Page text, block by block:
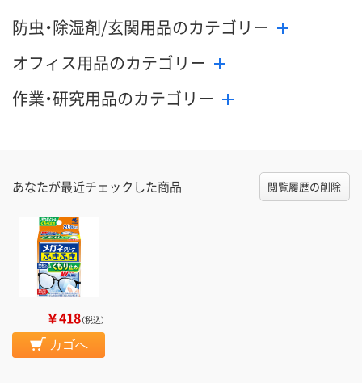
防虫・除湿剤/玄関用品のカテゴリー
オフィス用品のカテゴリー
作業・研究用品のカテゴリー
あなたが最近チェックした商品 閲覧履歴の削除
￥418（税込）
カゴへ